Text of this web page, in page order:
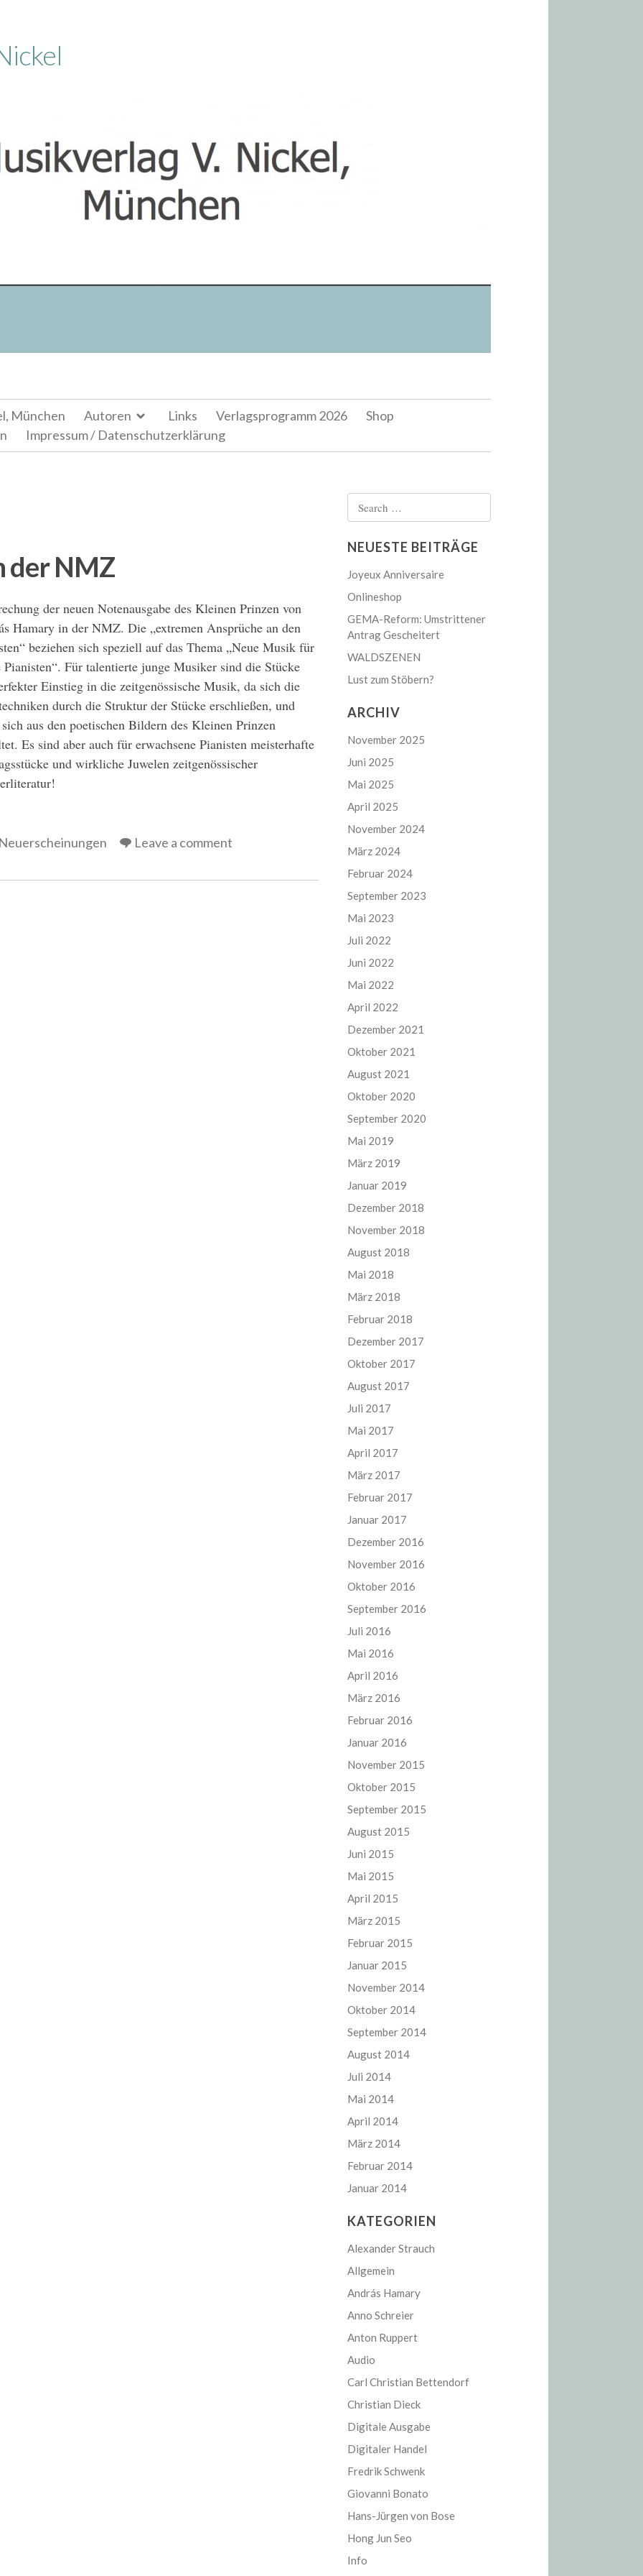
München Autoren Links Verlagsprogramm 2026
Shop
Impressum / Datenschutzerklärung
der NMZ
der neuen Notenausgabe des Kleinen Prinzen von
Hamary in der NMZ. Die „extremen Ansprüche an den
beziehen sich speziell auf das Thema „Neue Musik für
Pianisten“. Für talentierte junge Musiker sind die Stücke
Einstieg in die zeitgenössische Musik, da sich die
durch die Struktur der Stücke erschließen, und
aus den poetischen Bildern des Kleinen Prinzen
Es sind aber auch für erwachsene Pianisten meisterhafte
und wirkliche Juwelen zeitgenössischer
Neuerscheinungen Leave a comment
for:
NEUESTE BEITRÄGE
Joyeux Anniversaire
Onlineshop
GEMA-Reform: Umstrittener
Antrag Gescheitert
WALDSZENEN
Lust zum Stöbern?
ARCHIV
November 2025
Juni 2025
Mai 2025
April 2025
November 2024
März 2024
Februar 2024
September 2023
Mai 2023
Juli 2022
Juni 2022
Mai 2022
April 2022
Dezember 2021
Oktober 2021
August 2021
Oktober 2020
September 2020
Mai 2019
März 2019
Januar 2019
Dezember 2018
November 2018
August 2018
Mai 2018
März 2018
Februar 2018
Dezember 2017
Oktober 2017
August 2017
Juli 2017
Mai 2017
April 2017
März 2017
Februar 2017
Januar 2017
Dezember 2016
November 2016
Oktober 2016
September 2016
Juli 2016
Mai 2016
April 2016
März 2016
Februar 2016
Januar 2016
November 2015
Oktober 2015
September 2015
August 2015
Juni 2015
Mai 2015
April 2015
März 2015
Februar 2015
Januar 2015
November 2014
Oktober 2014
September 2014
August 2014
Juli 2014
Mai 2014
April 2014
März 2014
Februar 2014
Januar 2014
KATEGORIEN
Alexander Strauch
Allgemein
András Hamary
Anno Schreier
Anton Ruppert
Audio
Carl Christian Bettendorf
Christian Dieck
Digitale Ausgabe
Digitaler Handel
Fredrik Schwenk
Giovanni Bonato
Hans-Jürgen von Bose
Hong Jun Seo
Info